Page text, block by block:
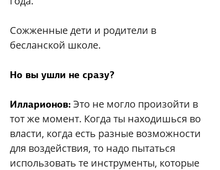
Сожженные дети и родители в
бесланской школе.
Но вы ушли не сразу?
Илларионов:Это не могло произойти в
тот же момент. Когда ты находишься во
власти, когда есть разные возможности
для воздействия, то надо пытаться
использовать те инструменты, которые